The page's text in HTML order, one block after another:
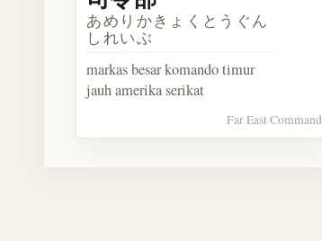
あめりかきょくとうぐん
しれいぶ
markas besar komando timur
jauh amerika serikat
Far East Command